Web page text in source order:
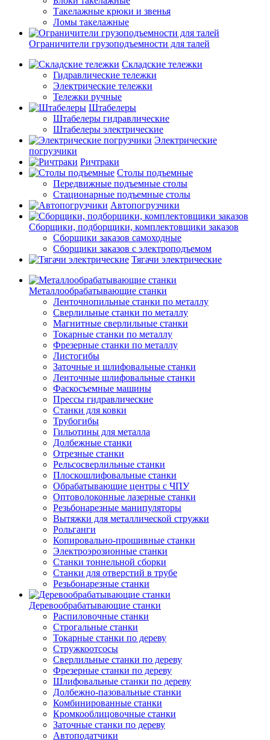
Такелажные крюки и звенья
Ломы такелажные
Ограничители грузоподъемности для талей
Складские тележки
Гидравлические тележки
Электрические тележки
Тележки ручные
Штабелеры
Штабелеры гидравлические
Штабелеры электрические
Электрические
погрузчики
Ричтраки
Столы подъемные
Передвижные подъемные столы
Стационарные подъемные столы
Автопогрузчики
Сборщики, подборщики, комплектовщики заказов
Сборщики заказов самоходные
Сборщики заказов с электроподъемом
Тягачи электрические
Металлообрабатывающие станки
Ленточнопильные станки по металлу
Сверлильные станки по металлу
Магнитные сверлильные станки
Токарные станки по металлу
Фрезерные станки по металлу
Листогибы
Заточные и шлифовальные станки
Ленточные шлифовальные станки
Фаскосъемные машины
Прессы гидравлические
Станки для ковки
Трубогибы
Гильотины для металла
Долбежные станки
Отрезные станки
Рельсосверлильные станки
Плоскошлифовальные станки
Обрабатывающие центры с ЧПУ
Оптоволоконные лазерные станки
Резьбонарезные манипуляторы
Вытяжки для металлической стружки
Рольганги
Копировально-прошивные станки
Электроэрозионные станки
Станки тоннельной сборки
Станки для отверстий в трубе
Резьбонарезные станки
Деревообрабатывающие станки
Распиловочные станки
Строгальные станки
Токарные станки по дереву
Стружкоотсосы
Сверлильные станки по дереву
Фрезерные станки по дереву
Шлифовальные станки по дереву
Долбежно-пазовальные станки
Комбинированные станки
Кромкооблицовочные станки
Заточные станки по дереву
Автоподатчики